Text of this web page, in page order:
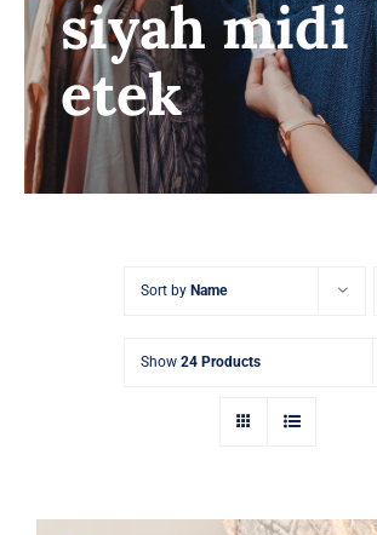
Mağaza
Yeni Ürünler
Kategoriler
siyah midi
etek
Sort by Name
Show 24 Products